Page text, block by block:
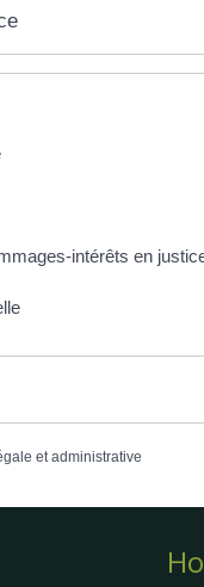
intérêts en
et administrative